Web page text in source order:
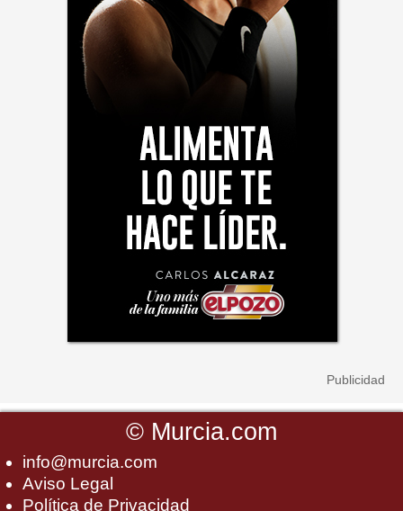
© Murcia.com
info@murcia.com
Aviso Legal
Política de Privacidad